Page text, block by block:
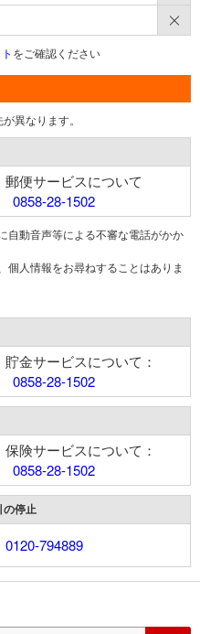
をご確認ください
異なります。
郵便サービスについて
0858-28-1502
自動音声等による不審な電話がかか
個人情報をお尋ねすることはありま
貯金サービスについて：
0858-28-1502
保険サービスについて：
0858-28-1502
の停止
0120-794889